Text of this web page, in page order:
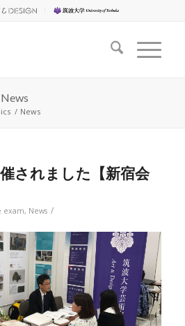
/ News
されました【新宿会
exam, News /